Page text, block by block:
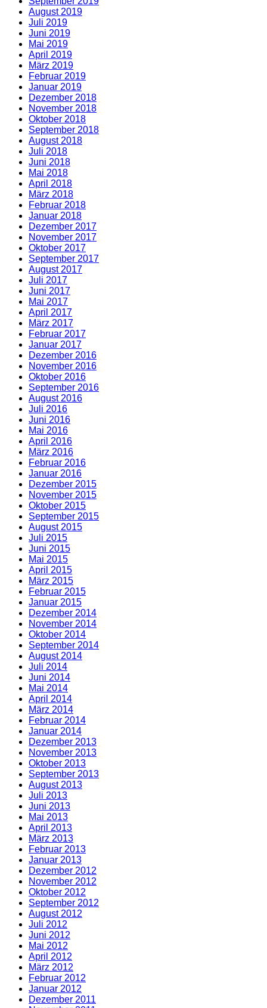
August 2019
Juli 2019
Juni 2019
Mai 2019
April 2019
März 2019
Februar 2019
Januar 2019
Dezember 2018
November 2018
Oktober 2018
September 2018
August 2018
Juli 2018
Juni 2018
Mai 2018
April 2018
März 2018
Februar 2018
Januar 2018
Dezember 2017
November 2017
Oktober 2017
September 2017
August 2017
Juli 2017
Juni 2017
Mai 2017
April 2017
März 2017
Februar 2017
Januar 2017
Dezember 2016
November 2016
Oktober 2016
September 2016
August 2016
Juli 2016
Juni 2016
Mai 2016
April 2016
März 2016
Februar 2016
Januar 2016
Dezember 2015
November 2015
Oktober 2015
September 2015
August 2015
Juli 2015
Juni 2015
Mai 2015
April 2015
März 2015
Februar 2015
Januar 2015
Dezember 2014
November 2014
Oktober 2014
September 2014
August 2014
Juli 2014
Juni 2014
Mai 2014
April 2014
März 2014
Februar 2014
Januar 2014
Dezember 2013
November 2013
Oktober 2013
September 2013
August 2013
Juli 2013
Juni 2013
Mai 2013
April 2013
März 2013
Februar 2013
Januar 2013
Dezember 2012
November 2012
Oktober 2012
September 2012
August 2012
Juli 2012
Juni 2012
Mai 2012
April 2012
März 2012
Februar 2012
Januar 2012
Dezember 2011